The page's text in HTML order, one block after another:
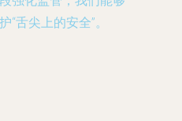
舌尖上的安全”。